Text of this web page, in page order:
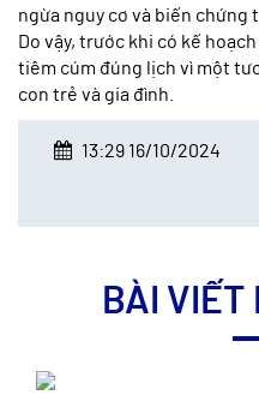
ngừa nguy cơ và biến chứng
Do vậy, trước khi có kế
tiêm cúm đúng lịch vì một
con trẻ và gia đình.
13:29 16/10/2024
BÀI VIẾT